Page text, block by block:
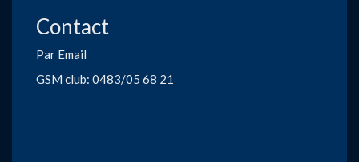
Contact
Par Email
GSM club: 0483/05 68 21